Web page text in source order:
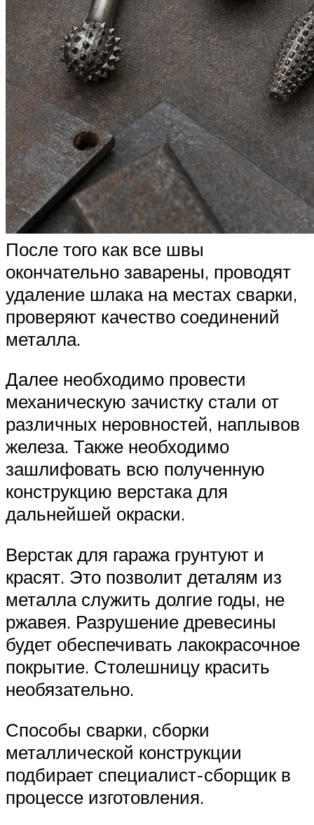
После того как все швы
окончательно заварены, проводят
удаление шлака на местах сварки,
проверяют качество соединений
металла.
Далее необходимо провести
механическую зачистку стали от
различных неровностей, наплывов
железа. Также необходимо
зашлифовать всю полученную
конструкцию верстака для
дальнейшей окраски.
Верстак для гаража грунтуют и
красят. Это позволит деталям из
металла служить долгие годы, не
ржавея. Разрушение древесины
будет обеспечивать лакокрасочное
покрытие. Столешницу красить
необязательно.
Способы сварки, сборки
металлической конструкции
подбирает специалист-сборщик в
процессе изготовления.